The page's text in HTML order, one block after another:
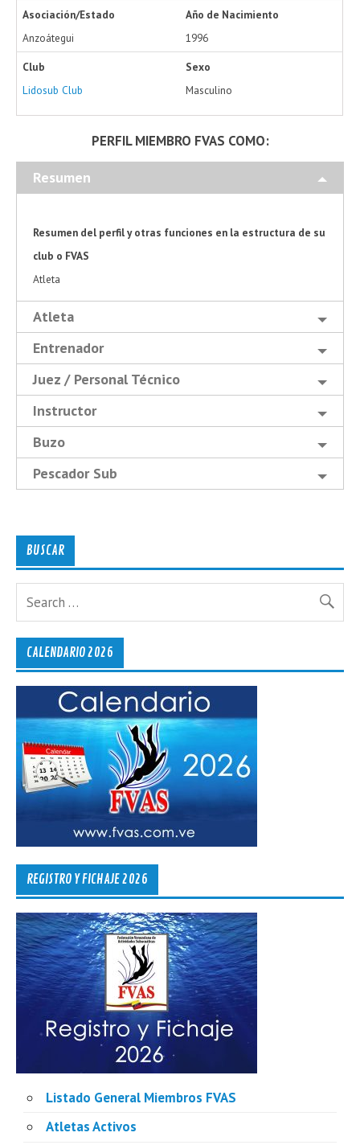
Asociación/Estado
Anzoátegui
Año de Nacimiento
1996
Club
Lidosub Club
Sexo
Masculino
PERFIL MIEMBRO FVAS COMO:
Resumen
Resumen del perfil y otras funciones en la estructura de su
club o FVAS
Atleta
Atleta
Entrenador
Juez / Personal Técnico
Instructor
Buzo
Pescador Sub
BUSCAR
CALENDARIO 2026
REGISTRO Y FICHAJE 2026
Listado General Miembros FVAS
Atletas Activos